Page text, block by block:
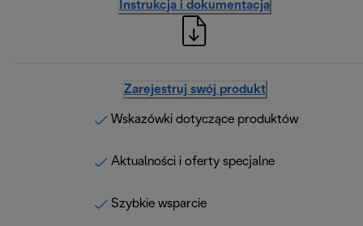
Instrukcja i dokumentacja
Zarejestruj swój produkt
Wskazówki dotyczące produktów
Aktualności i oferty specjalne
Szybkie wsparcie